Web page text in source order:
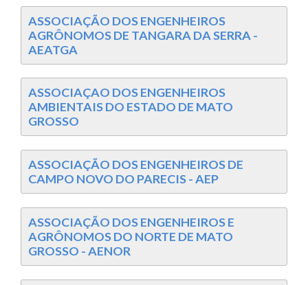
ASSOCIAÇÃO DOS ENGENHEIROS
AGRÔNOMOS DE TANGARA DA SERRA -
AEATGA
ASSOCIAÇAO DOS ENGENHEIROS
AMBIENTAIS DO ESTADO DE MATO
GROSSO
ASSOCIAÇÃO DOS ENGENHEIROS DE
CAMPO NOVO DO PARECIS - AEP
ASSOCIAÇÃO DOS ENGENHEIROS E
AGRÔNOMOS DO NORTE DE MATO
GROSSO - AENOR